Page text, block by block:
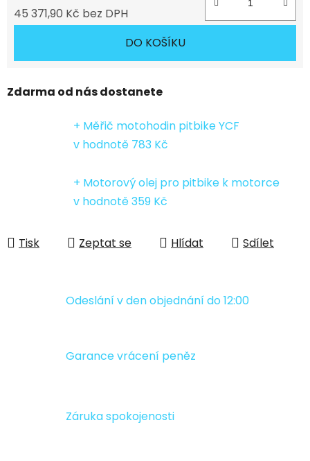
45 371,90 Kč bez DPH
DO KOŠÍKU
Zdarma od nás dostanete
+ Měřič motohodin pitbike YCF
v hodnotě 783 Kč
+ Motorový olej pro pitbike k motorce
v hodnotě 359 Kč
Tisk Zeptat se Hlídat Sdílet
Odeslání v den objednání do 12:00
Garance vrácení peněz
Záruka spokojenosti